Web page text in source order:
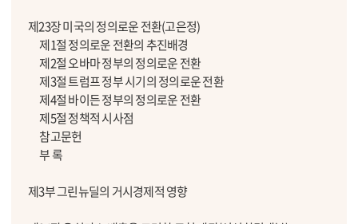
제23장 미국의 정의로운 전환(고은정)
제1절 정의로운 전환의 추진배경
제2절 오바마 정부의 정의로운 전환
제3절 트럼프 정부 시기의 정의로운 전환
제4절 바이든 정부의 정의로운 전환
제5절 정책적 시사점
참고문헌
부 록
제3부 그린뉴딜의 거시경제적 영향